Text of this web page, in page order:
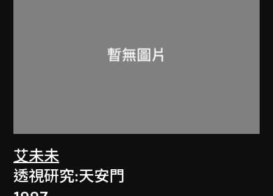
艾未未
透視研究:天安門